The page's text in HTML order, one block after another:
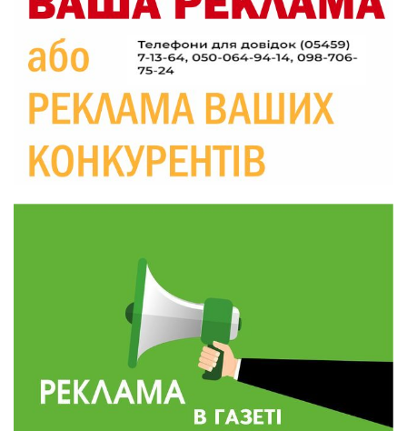
20:06
Паливо по 100 грн та ризик дефіциту: чому в
28 лип
Житлові сертифікати, підготовка до зими та
підтримка ВПО: підсумки засідання виконкому
Краснопільської селищної ради
10:36
28 лип
Валентина Масалітіна: «Нас тримає віра в
Перемогу і повернення додому»
Обмежено придатний, але безмежно
вмотивований: Як колишній лісівник став асом
артилерії
490 пацієнтів та 15 відвіданих сіл: МБФ
«Альянс громадського здоров’я» підбив
підсумки роботи мобільних клінік у Сумській
області